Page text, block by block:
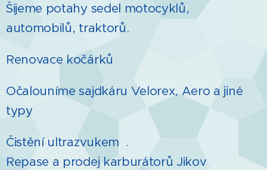
Šijeme potahy sedel motocyklů,
automobilů, traktorů.
Renovace kočárků
Očalouníme sajdkáru Velorex, Aero a jiné
typy
Čistění ultrazvukem .
Repase a prodej karburátorů Jikov